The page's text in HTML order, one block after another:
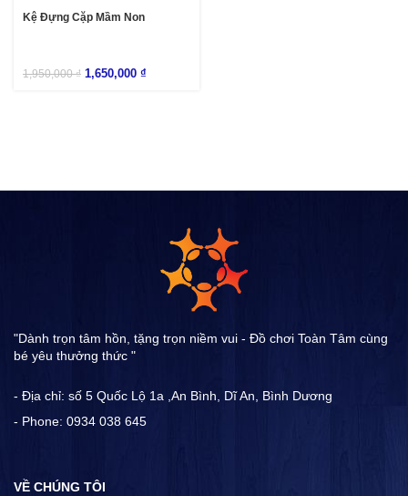
Kệ Đựng Cặp Mầm Non
1,950,000₫ 1,650,000 ₫
"Dành trọn tâm hồn, tặng trọn niềm vui - Đồ chơi Toàn Tâm cùng
bé yêu thưởng thức "
- Địa chỉ: số 5 Quốc Lộ 1a ,An Bình, Dĩ An, Bình Dương
- Phone: 0934 038 645
VỀ CHÚNG TÔI